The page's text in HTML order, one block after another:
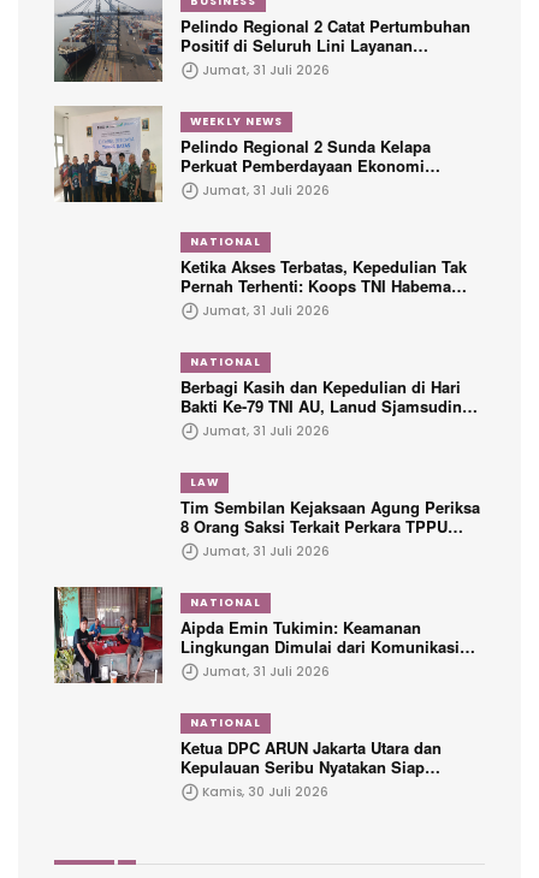
Pelindo Regional 2 Catat Pertumbuhan
Positif di Seluruh Lini Layanan
Kepelabuhanan
Jumat, 31 Juli 2026
WEEKLY NEWS
Pelindo Regional 2 Sunda Kelapa
Perkuat Pemberdayaan Ekonomi
Penyandang Disabilitas Melalui Program
TJSL
Jumat, 31 Juli 2026
NATIONAL
Ketika Akses Terbatas, Kepedulian Tak
Pernah Terhenti: Koops TNI Habema
Hadir untuk Papua
Jumat, 31 Juli 2026
NATIONAL
Berbagi Kasih dan Kepedulian di Hari
Bakti Ke-79 TNI AU, Lanud Sjamsudin
Noor Hadirkan Senyum untuk Anak
Yatim dan Purnawirawan
Jumat, 31 Juli 2026
LAW
Tim Sembilan Kejaksaan Agung Periksa
8 Orang Saksi Terkait Perkara TPPU
Tersangka FA
Jumat, 31 Juli 2026
NATIONAL
Aipda Emin Tukimin: Keamanan
Lingkungan Dimulai dari Komunikasi
dengan Warga
Jumat, 31 Juli 2026
NATIONAL
Ketua DPC ARUN Jakarta Utara dan
Kepulauan Seribu Nyatakan Siap
Dikukuhkan Dalam Waktu Dekat
Kamis, 30 Juli 2026